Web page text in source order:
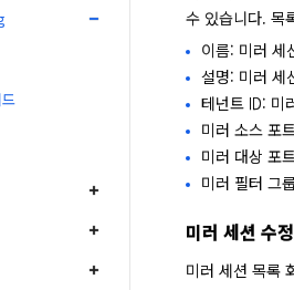
수 있습니다. 목
이름: 미러 세
설명: 미러 세
테넌트 ID: 미
미러 소스 포
미러 대상 포
미러 필터 그
미러 세션 수정
미러 세션 목록